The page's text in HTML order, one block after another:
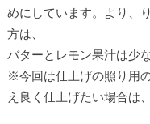
めにしています。より、
方は、
バターとレモン果汁は少
※今回は仕上げの照り用
え良く仕上げたい場合は